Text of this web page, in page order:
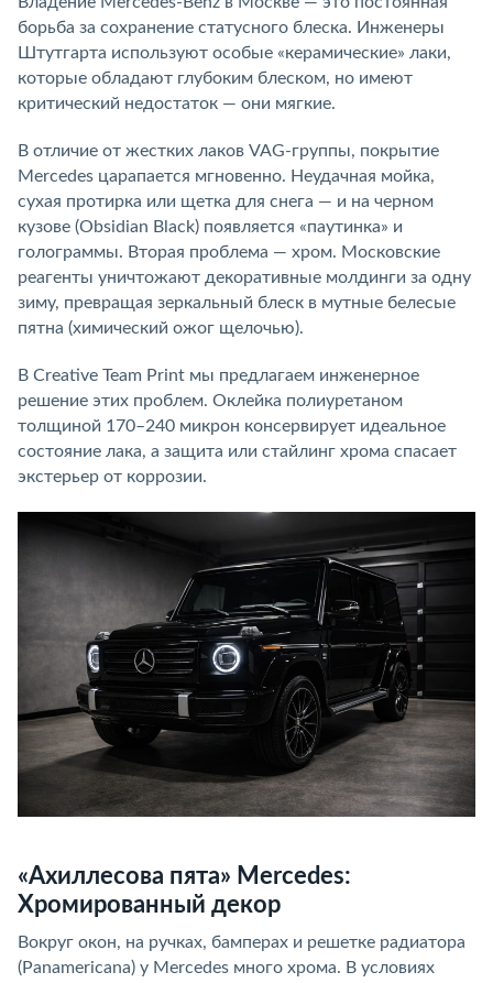
борьба за сохранение статусного блеска. Инженеры
Штутгарта используют особые «керамические» лаки,
которые обладают глубоким блеском, но имеют
критический недостаток — они мягкие.
В отличие от жестких лаков VAG-группы, покрытие
Mercedes царапается мгновенно. Неудачная мойка,
сухая протирка или щетка для снега — и на черном
кузове (Obsidian Black) появляется «паутинка» и
голограммы. Вторая проблема — хром. Московские
реагенты уничтожают декоративные молдинги за одну
зиму, превращая зеркальный блеск в мутные белесые
пятна (химический ожог щелочью).
В Creative Team Print мы предлагаем инженерное
решение этих проблем. Оклейка полиуретаном
толщиной 170–240 микрон консервирует идеальное
состояние лака, а защита или стайлинг хрома спасает
экстерьер от коррозии.
«Ахиллесова пята» Mercedes:
Хромированный декор
Вокруг окон, на ручках, бамперах и решетке радиатора
(Panamericana) у Mercedes много хрома. В условиях